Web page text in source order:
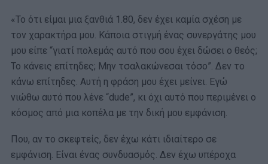
«Το ότι είμαι μια ξανθιά 1.80, δεν έχει καμία σχέση με
τον χαρακτήρα μου. Κάποια στιγμή ένας συνεργάτης μου
μου είπε “γιατί πολεμάς αυτό που σου έχει δώσει ο θεός;
Το κάνεις επίτηδες; Μην τσαλακώνεσαι τόσο”. Δεν το
κάνω επίτηδες. Αυτή η φράση μου έχει μείνει. Εγώ
νιώθω αυτό που λένε “dude”, κι όχι αυτό που περιμένει ο
κόσμος από μια κοπέλα με την δική μου εμφάνιση.
Που, αν το σκεφτείς, δεν έχω κάτι ιδιαίτερο σε
εμφάνιση. Είναι ένας συνδυασμός. Δεν έχω υπέροχα